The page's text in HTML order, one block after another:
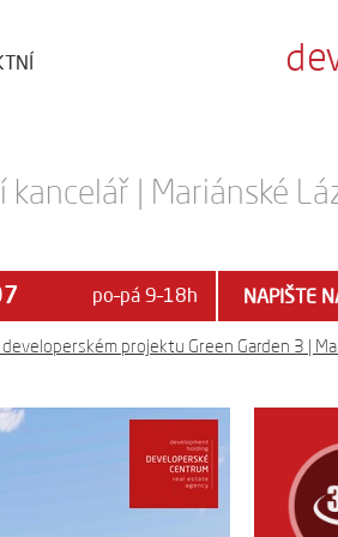
| Mariánské
po–pá 9–18h NAPIŠTE
projektu Green Garden 3 |